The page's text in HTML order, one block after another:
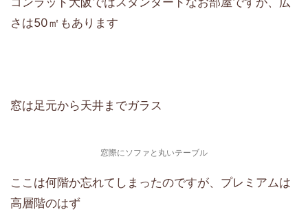
さは50㎡もあります
窓は足元から天井までガラス
窓際にソファと丸いテーブル
ここは何階か忘れてしまったのですが、プレミアムは
高層階のはず